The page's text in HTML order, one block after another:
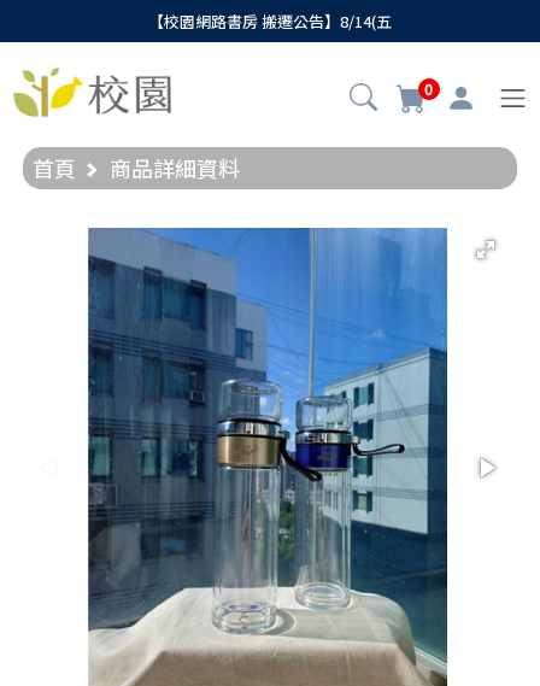
【校園網路書房 搬遷公告】8/14(五
0
首頁 商品詳細資料